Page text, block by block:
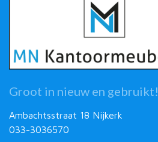
Groot in nieuw en gebruikt!
Ambachtsstraat 18 Nijkerk
033-3036570